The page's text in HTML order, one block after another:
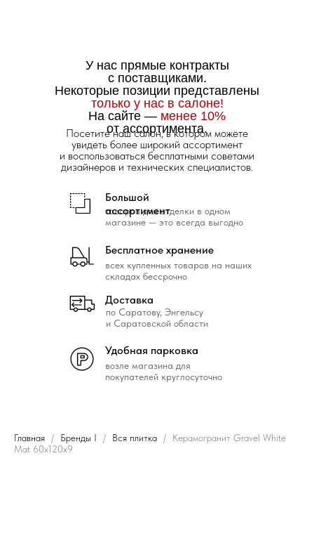
возле магазина для
покупателей круглосуточно
Удобная парковка
всех купленных товаров на наших
складах бессрочно
Бесплатное хранение
товаров для отделки в одном
магазине — это всегда выгодно
Большой
ассортимент
по Саратову, Энгельсу
и Саратовской области
Доставка
У нас прямые контракты
с поставщиками.
Некоторые позиции представлены
только у нас в салоне!
На сайте — менее 10%
от ассортимента.
Посетите наш салон, в котором можете
увидеть более широкий ассортимент
и воспользоваться бесплатными советами
дизайнеров и технических специалистов.
Главная Бренды I Вся плитка
Керамогранит Gravel White
Mat 60x120х9